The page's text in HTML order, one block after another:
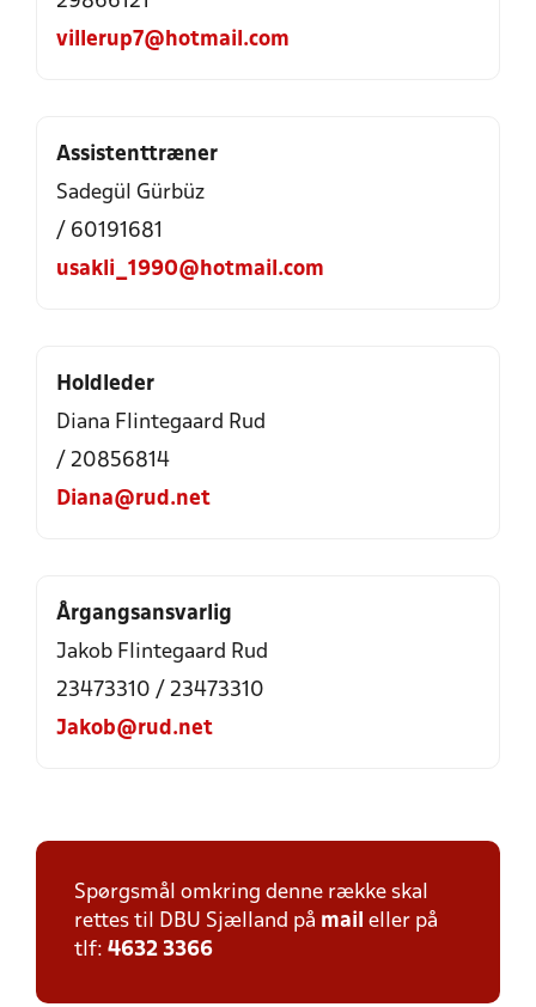
villerup7@hotmail.com
Assistenttræner
Sadegül Gürbüz
/ 60191681
usakli_1990@hotmail.com
Holdleder
Diana Flintegaard Rud
/ 20856814
Diana@rud.net
Årgangsansvarlig
Jakob Flintegaard Rud
23473310 / 23473310
Jakob@rud.net
Spørgsmål omkring denne række skal
rettes til DBU Sjælland på mail eller på
tlf: 4632 3366